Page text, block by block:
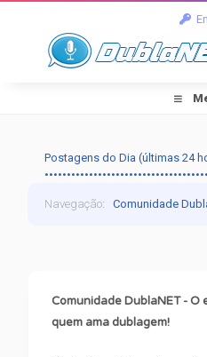
Postagens do Dia (últimas 24
Navegação:Comunidade
Comunidade DublaNET -
quem ama dublagem!